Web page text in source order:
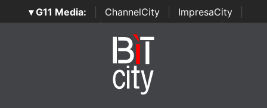
▾ G11 Media: ChannelCity ImpresaCity
SecurityOpenLab | Italian Channel Awards | Italian
Italian Security Awards